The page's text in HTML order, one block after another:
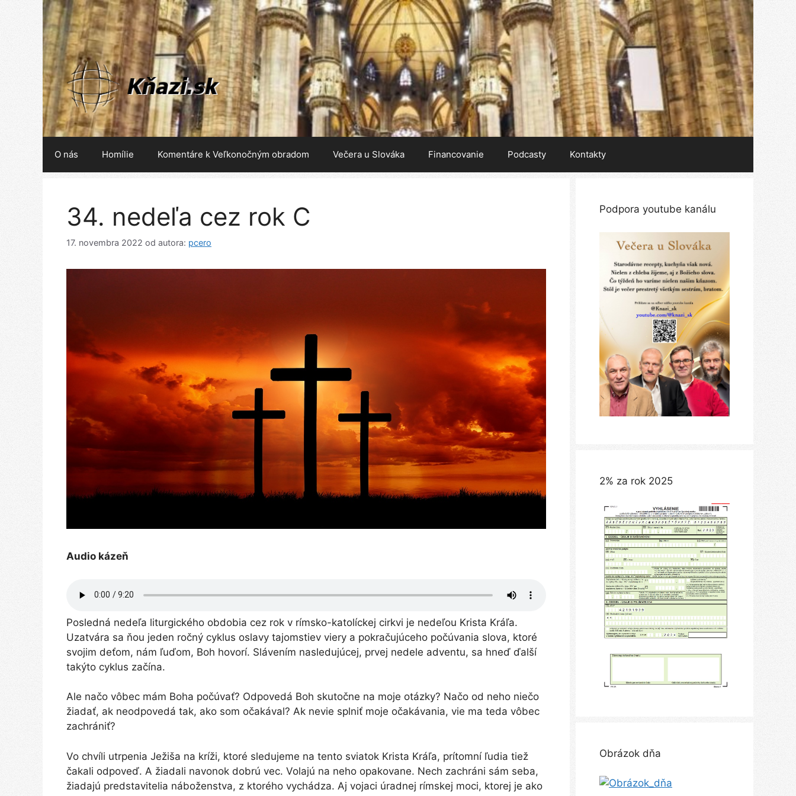
Preskočiť
O nás Homílie Komentáre k Veľkonočným obradom Večera u Slováka Financovanie Podcasty Kontakty
34. nedeľa cez rok C
17. novembra 2022 od autora: pcero
Audio kázeň
Posledná nedeľa liturgického obdobia cez rok v rímsko-katolíckej cirkvi je nedeľou Krista Kráľa.
Uzatvára sa ňou jeden ročný cyklus oslavy tajomstiev viery a pokračujúceho počúvania slova, ktoré
svojim deťom, nám ľuďom, Boh hovorí. Slávením nasledujúcej, prvej nedele adventu, sa hneď ďalší
takýto cyklus začína.
Ale načo vôbec mám Boha počúvať? Odpovedá Boh skutočne na moje otázky? Načo od neho niečo
žiadať, ak neodpovedá tak, ako som očakával? Ak nevie splniť moje očakávania, vie ma teda vôbec
zachrániť?
Vo chvíli utrpenia Ježiša na kríži, ktoré sledujeme na tento sviatok Krista Kráľa, prítomní ľudia tiež
čakali odpoveď. A žiadali navonok dobrú vec. Volajú na neho opakovane. Nech zachráni sám seba,
žiadajú predstavitelia náboženstva, z ktorého vychádza. Aj vojaci úradnej rímskej moci, ktorej je ako
Podpora youtube kanálu
2% za rok 2025
Obrázok dňa